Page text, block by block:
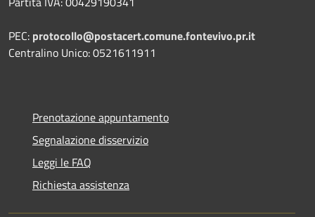
PEC: protocollo@postacert.comune.fontevivo.pr.it
Centralino Unico: 0521611911
Prenotazione appuntamento
Segnalazione disservizio
Leggi le FAQ
Richiesta assistenza